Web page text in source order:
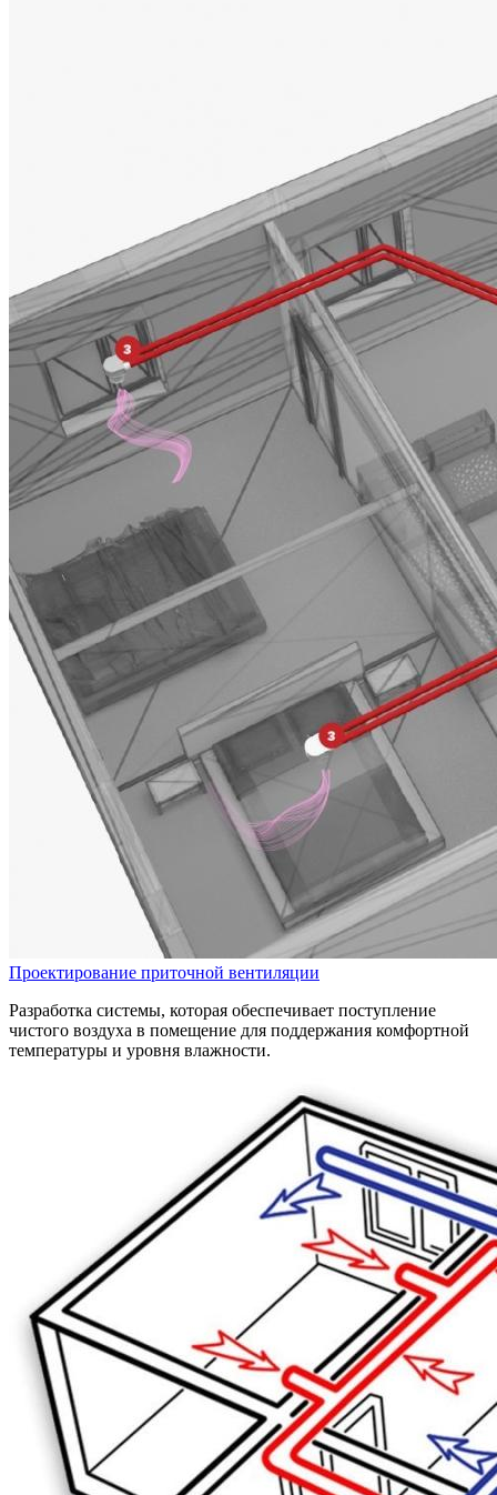
Проектирование приточной вентиляции
Разработка системы, которая обеспечивает поступление
чистого воздуха в помещение для поддержания комфортной
температуры и уровня влажности.